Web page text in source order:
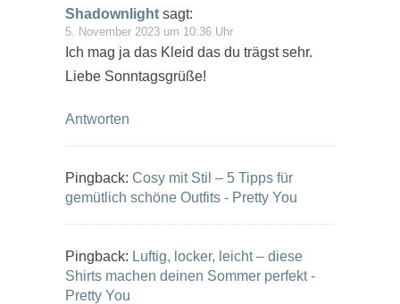
Shadownlight sagt:
5. November 2023 um 10:36 Uhr
Ich mag ja das Kleid das du trägst sehr.
Liebe Sonntagsgrüße!
Antworten
Pingback: Cosy mit Stil – 5 Tipps für
gemütlich schöne Outfits - Pretty You
Pingback: Luftig, locker, leicht – diese
Shirts machen deinen Sommer perfekt -
Pretty You